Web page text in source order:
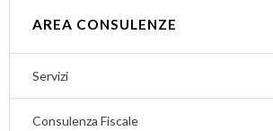
AREA CONSULENZE
Servizi
Consulenza Fiscale